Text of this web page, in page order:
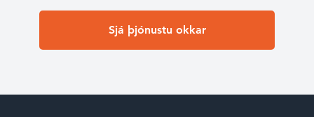
Sjá þjónustu okkar